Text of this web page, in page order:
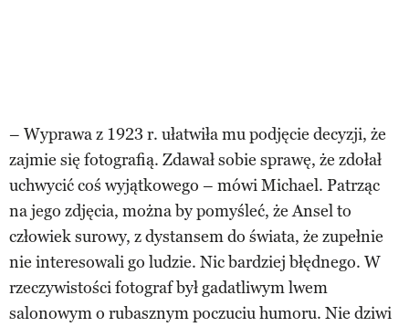
– Wyprawa z 1923 r. ułatwiła mu podjęcie decyzji, że
zajmie się fotografią. Zdawał sobie sprawę, że zdołał
uchwycić coś wyjątkowego – mówi Michael. Patrząc
na jego zdjęcia, można by pomyśleć, że Ansel to
człowiek surowy, z dystansem do świata, że zupełnie
nie interesowali go ludzie. Nic bardziej błędnego. W
rzeczywistości fotograf był gadatliwym lwem
salonowym o rubasznym poczuciu humoru. Nie dziwi